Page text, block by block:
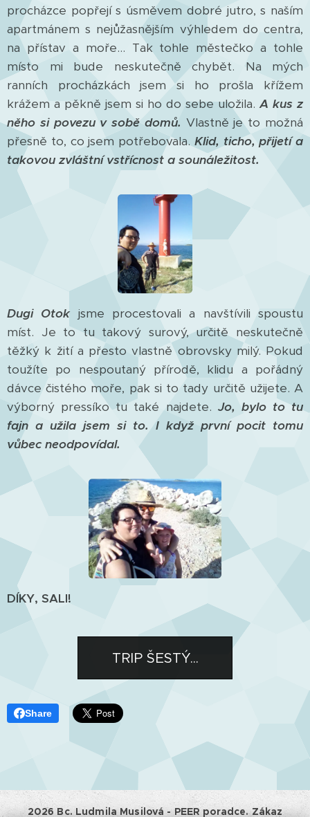
procházce popřejí s úsměvem dobré jutro, s naším
apartmánem s nejůžasnějším výhledem do centra,
na přístav a moře... Tak tohle městečko a tohle
místo mi bude neskutečně chybět. Na mých
ranních procházkách jsem si ho prošla křížem
krážem a pěkně jsem si ho do sebe uložila. A kus z
něho si povezu v sobě domů. Vlastně je to možná
přesně to, co jsem potřebovala. Klid, ticho, přijetí a
takovou zvláštní vstřícnost a sounáležitost.
Dugi Otok jsme procestovali a navštívili spoustu
míst. Je to tu takový surový, určitě neskutečně
těžký k žití a přesto vlastně obrovsky milý. Pokud
toužíte po nespoutaný přírodě, klidu a pořádný
dávce čistého moře, pak si to tady určitě užijete. A
výborný pressíko tu také najdete. Jo, bylo to tu
fajn a užila jsem si to. I když první pocit tomu
vůbec neodpovídal.
DÍKY, SALI!
TRIP ŠESTÝ...
Share
2026 Bc. Ludmila Musilová - PEER poradce. Zákaz